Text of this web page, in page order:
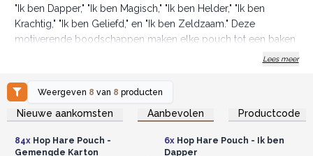
"Ik ben Dapper," "Ik ben Magisch," "Ik ben Helder," "Ik ben
Krachtig," "Ik ben Geliefd," en "Ik ben Zeldzaam." Deze
motiverende boodschappen maken elke pouch tot een baken
make-up en sieraden tot het beschermen van kristallen en
andere kleine schatten, deze pouches voldoen met gratie en
functionaliteit aan diverse behoeften.
een zelfstandig cadeau worden gegeven, deze pouches
Lees meer
Weergeven 8 van 8 producten
Nieuwe aankomsten Aanbevolen Productcode
Log in of registreer u voor
groothandelsprijzen.
84xHop Hare Pouch -
Gemengde Karton
Log in of registreer u voor
groothandelsprijzen.
6xHop Hare Pouch - Ik ben
Dapper